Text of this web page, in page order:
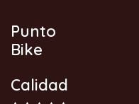
Punto
Bike
Calidad